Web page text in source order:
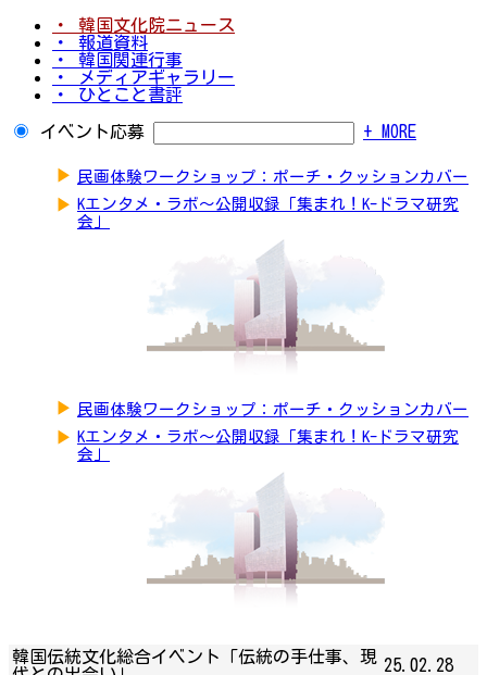
・ 韓国文化院ニュース
・ 報道資料
・ 韓国関連行事
・ メディアギャラリー
・ ひとこと書評
イベント応募 + MORE
▶ 民画体験ワークショップ：ポーチ・クッションカバー
▶ Kエンタメ・ラボ～公開収録「集まれ！K-ドラマ研究
会」
▶ 民画体験ワークショップ：ポーチ・クッションカバー
▶ Kエンタメ・ラボ～公開収録「集まれ！K-ドラマ研究
会」
韓国伝統文化総合イベント「伝統の手仕事、現 25.02.28